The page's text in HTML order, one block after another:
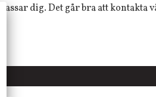
dig. Det går bra att kontakta